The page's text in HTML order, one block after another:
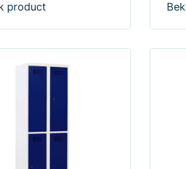
product